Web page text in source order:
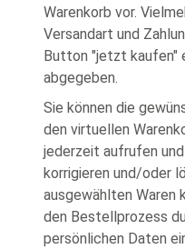
Warenkorb vor.
Versandart und
Button "jetzt kaufen"
abgegeben.
Sie können die
den virtuellen
jederzeit aufrufen
korrigieren und/oder
ausgewählten Waren
den Bestellprozess
persönlichen Daten